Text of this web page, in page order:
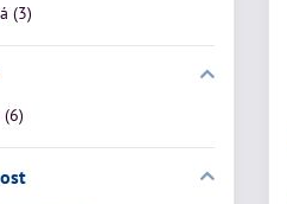
(3)
(6)